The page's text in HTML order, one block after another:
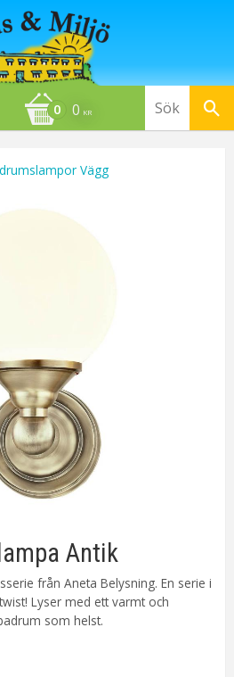
0 KR
Vägg
Antik
från Aneta Belysning. En serie i
Lyser med ett varmt och
som helst.